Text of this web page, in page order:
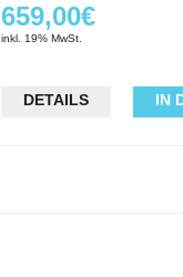
659,00€
inkl. 19% MwSt.
DETAILS IN